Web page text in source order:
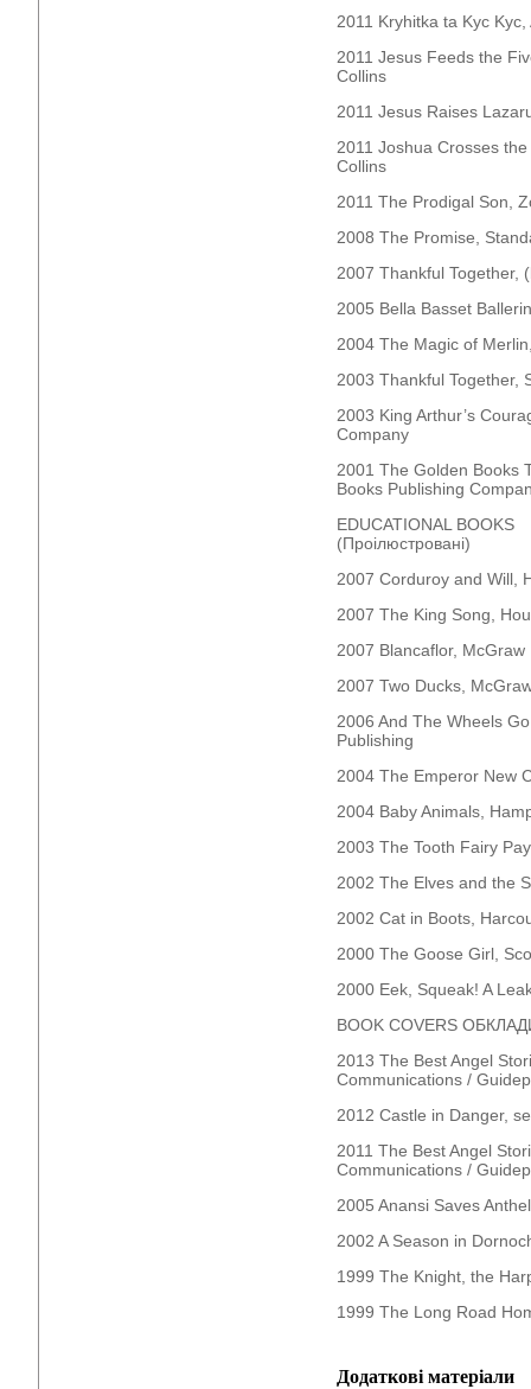
2011 Kryhitka ta Kyc
2011 Jesus Feeds the
Collins
2011 Jesus Raises
2011 Joshua Crosses
Collins
2011 The Prodigal Son,
2008 The Promise,
2007 Thankful Together,
2005 Bella Basset
2004 The Magic of
2003 Thankful Together,
2003 King Arthur’s
Company
2001 The Golden Books
Books Publishing
EDUCATIONAL
(Проілюстровані)
2007 Corduroy and Will,
2007 The King Song,
2007 Blancaflor, McGraw
2007 Two Ducks,
2006 And The Wheels
Publishing
2004 The Emperor New
2004 Baby Animals,
2003 The Tooth Fairy
2002 The Elves and the
2002 Cat in Boots,
2000 The Goose Girl,
2000 Eek, Squeak! A
BOOK COVERS
2013 The Best Angel
Communications /
2012 Castle in Danger,
2011 The Best Angel
Communications /
2005 Anansi Saves
2002 A Season in
1999 The Knight, the
1999 The Long Road
Додаткові матеріали